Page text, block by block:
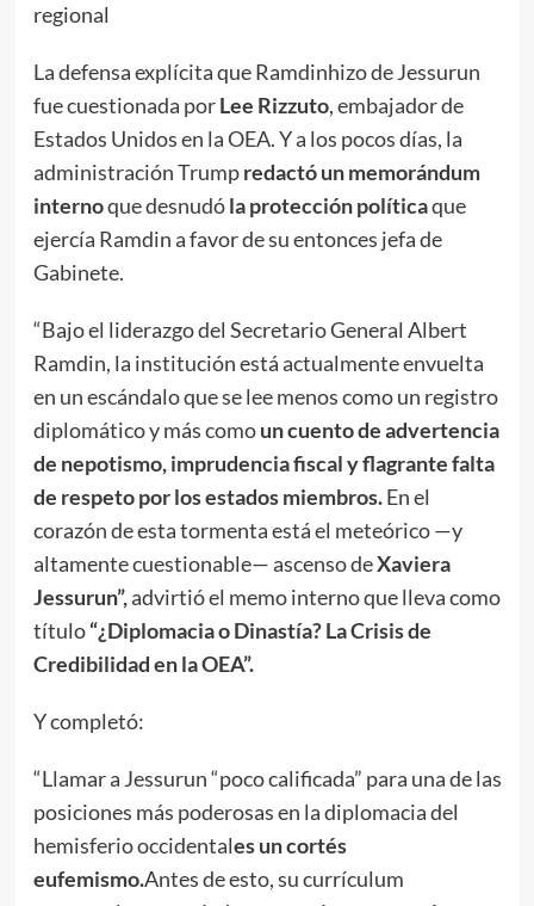
regional
La defensa explícita que Ramdinhizo de Jessurun
fue cuestionada porLee Rizzuto, embajador de
Estados Unidos en la OEA. Y a los pocos días, la
administración Trumpredactó un memorándum
internoque desnudóla protección políticaque
ejercía Ramdin a favor de su entonces jefa de
Gabinete.
“Bajo el liderazgo del Secretario General Albert
Ramdin, la institución está actualmente envuelta
en un escándalo que se lee menos como un registro
diplomático y más comoun cuento de advertencia
de nepotismo, imprudencia fiscal y flagrante falta
de respeto por los estados miembros.En el
corazón de esta tormenta está el meteórico —y
altamente cuestionable— ascenso deXaviera
Jessurun”,advirtió el memo interno que lleva como
título“¿Diplomacia o Dinastía? La Crisis de
Credibilidad en la OEA”.
Y completó:
“Llamar a Jessurun “poco calificada” para una de las
posiciones más poderosas en la diplomacia del
hemisferio occidentales un cortés
eufemismo.Antes de esto, su currículum